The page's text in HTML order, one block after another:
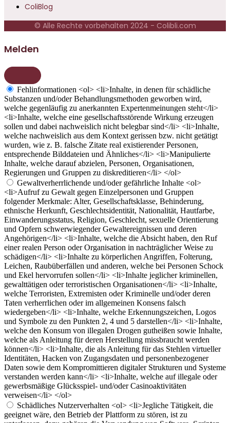
ColiBlog
© Alle Rechte vorbehalten 2024 - Colibli.com
Melden
Fehlinformationen <ol> <li>Inhalte, in denen für schädliche
Substanzen und/oder Behandlungsmethoden geworben wird,
welche gegenläufig zu anerkannten Expertenmeinungen steht</li>
<li>Inhalte, welche eine gesellschaftsstörende Wirkung erzeugen
sollen und dabei nachweislich nicht belegbar sind</li> <li>Inhalte,
welche nachweislich aus dem Kontext gerissen bzw. nicht getätigt
wurden, wie z. B. falsche Zitate real existierender Personen,
entsprechende Bilddateien und Ähnliches</li> <li>Manipulierte
Inhalte, welche darauf abzielen, Personen, Organisationen,
Regierungen und Gruppen zu diskreditieren</li> </ol>
Gewaltverherrlichende und/oder gefährliche Inhalte <ol>
<li>Aufruf zu Gewalt gegen Einzelpersonen und Gruppen
folgender Merkmale: Alter, Gesellschaftsklasse, Behinderung,
ethnische Herkunft, Geschlechtsidentität, Nationalität, Hautfarbe,
Einwanderungsstatus, Religion, Geschlecht, sexuelle Orientierung
und Opfern schwerwiegender Gewaltereignissen und deren
Angehörigen</li> <li>Inhalte, welche die Absicht haben, den Ruf
einer realen Person oder Organisation in nachträglicher Weise zu
schädigen</li> <li>Inhalte zu körperlichen Angriffen, Folterung,
Leichen, Raubüberfällen und anderen, welche bei Personen Schock
und Ekel hervorrufen sollen</li> <li>Inhalte jeglicher kriminellen,
gewalttätigen oder terroristischen Organisationen</li> <li>Inhalte,
welche Terroristen, Extremisten oder Kriminelle und/oder deren
Taten verherrlichen oder im allgemeinen Konsens falsch
wiedergeben</li> <li>Inhalte, welche Erkennungszeichen, Logos
und Symbole zu den Punkten 2, 4 und 5 darstellen</li> <li>Inhalte,
welche den Konsum von illegalen Drogen gutheißen sowie Inhalte,
welche als Anleitung für deren Herstellung missbraucht werden
können</li> <li>Inhalte, die als Anleitung für das Stehlen virtueller
Identitäten, Hacken von Zugangsdaten und personenbezogener
Daten sowie dem Kompromittieren digitaler Strukturen und Systeme
verstanden werden kann</li> <li>Inhalte, welche auf illegale oder
gewerbsmäßige Glücksspiel- und/oder Casinoaktivitäten
verweisen</li> </ol>
Schädliches Nutzerverhalten <ol> <li>Jegliche Tätigkeit, die
geeignet wäre, den Betrieb der Plattform zu stören, ist zu